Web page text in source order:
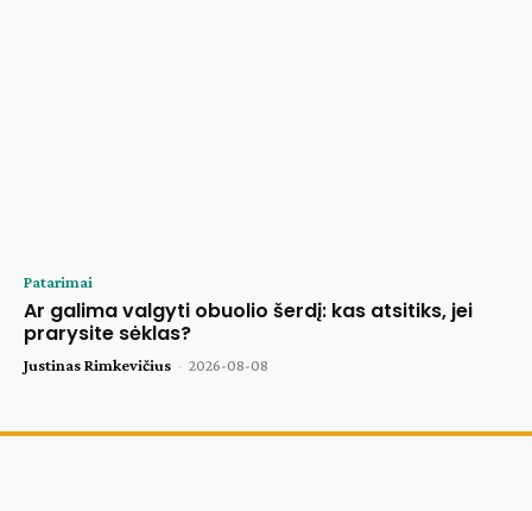
Patarimai
Ar galima valgyti obuolio šerdį: kas atsitiks, jei
prarysite sėklas?
Justinas Rimkevičius - 2026-08-08